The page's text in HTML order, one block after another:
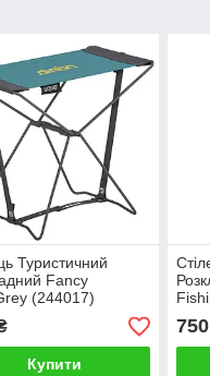
Туристичний
Fancy
(244017)
для риболовлі
Купити
750